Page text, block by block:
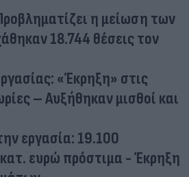
η μείωση των
18.744 θέσεις τον
«Έκρηξη» στις
– Αυξήθηκαν μισθοί και
εργασία: 19.100
ευρώ πρόστιμα - Έκρηξη